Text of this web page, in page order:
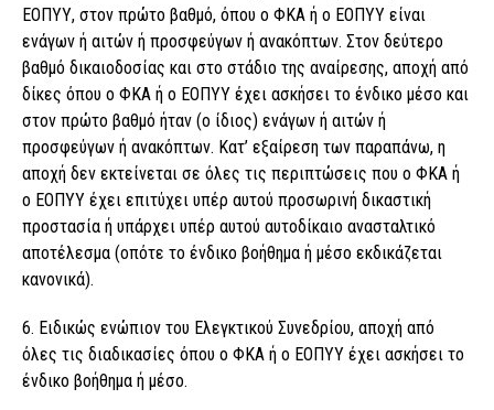
ΕΟΠΥΥ, στον πρώτο βαθμό, όπου ο ΦΚΑ ή ο ΕΟΠΥΥ είναι
ενάγων ή αιτών ή προσφεύγων ή ανακόπτων. Στον δεύτερο
βαθμό δικαιοδοσίας και στο στάδιο της αναίρεσης, αποχή από
δίκες όπου ο ΦΚΑ ή ο ΕΟΠΥΥ έχει ασκήσει το ένδικο μέσο και
στον πρώτο βαθμό ήταν (ο ίδιος) ενάγων ή αιτών ή
προσφεύγων ή ανακόπτων. Κατ’ εξαίρεση των παραπάνω, η
αποχή δεν εκτείνεται σε όλες τις περιπτώσεις που ο ΦΚΑ ή
ο ΕΟΠΥΥ έχει επιτύχει υπέρ αυτού προσωρινή δικαστική
προστασία ή υπάρχει υπέρ αυτού αυτοδίκαιο ανασταλτικό
αποτέλεσμα (οπότε το ένδικο βοήθημα ή μέσο εκδικάζεται
κανονικά).
6. Ειδικώς ενώπιον του Ελεγκτικού Συνεδρίου, αποχή από
όλες τις διαδικασίες όπου ο ΦΚΑ ή ο ΕΟΠΥΥ έχει ασκήσει το
ένδικο βοήθημα ή μέσο.